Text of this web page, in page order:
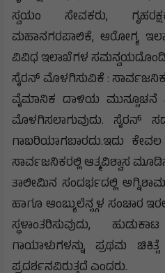
ಸ್ವಯಂ ಸೇವಕರು,
ಮಹಾನಗರಪಾಲಿಕೆ, ಆರೋಗ್ಯ
ವಿವಿಧ ಇಲಾಖೆಗಳ
ಸೈರನ್ ಮೊಳಗಿಸುವಿಕೆ :
ವೈಮಾನಿಕ ದಾಳಿಯ
ಮೊಳಗಿಸಲಾಗುವುದು. ಸೈರನ್
ಗಾಬರಿಯಾಗಬಾರದು.ಇದು
ಸಾರ್ವಜನಿಕರಲ್ಲಿ ಆತ್ಮವಿಶ್ವಾಸ
ತಾಲೀಮಿನ ಸಂದರ್ಭದಲ್ಲಿ
ಹಾಗೂ ಆಂಬ್ಯುಲೆನ್ಸ್ಗಳ ಸಂಚಾರ
ಸ್ಥಳಾಂತರಿಸುವುದು,
ಗಾಯಾಳುಗಳನ್ನು ಪ್ರಥಮ
ಪ್ರದರ್ಶನವಿರುತ್ತದೆ ಎಂದರು.